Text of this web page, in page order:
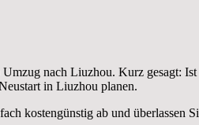
nach Liuzhou. Kurz gesagt:
in Liuzhou planen.
kostengünstig ab und überlassen